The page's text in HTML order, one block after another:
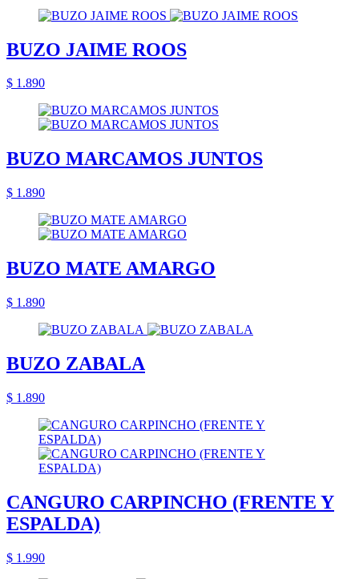
BUZO JAIME ROOS
$ 1.890
BUZO MARCAMOS JUNTOS
$ 1.890
BUZO MATE AMARGO
$ 1.890
BUZO ZABALA
$ 1.890
CANGURO CARPINCHO (FRENTE Y
ESPALDA)
$ 1.990